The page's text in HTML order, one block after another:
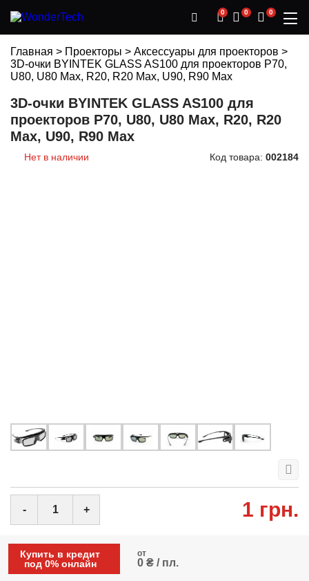
0 0 0
Главная > Проекторы > Аксессуары для проекторов >
3D-очки BYINTEK GLASS AS100 для проекторов P70,
U80, U80 Max, R20, R20 Max, U90, R90 Max
3D-очки BYINTEK GLASS AS100 для
проекторов P70, U80, U80 Max, R20, R20
Max, U90, R90 Max
Нет в наличии Код товара: 002184
1 грн.
- +
Купить в кредит
под 0% онлайн
от
0 ₴ / пл.